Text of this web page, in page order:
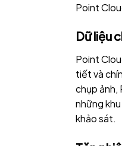
Point
Dữ liệu
Point
tiết và
chụp ảnh,
những
khảo sát.